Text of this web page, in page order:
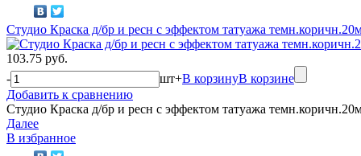
Студио Краска д/бр и ресн с эффектом татуажа
103.75 руб.
-
шт+В корзинуВ корзине
Добавить к сравнению
Студио Краска д/бр и ресн с эффектом татуажа
Далее
В избранное